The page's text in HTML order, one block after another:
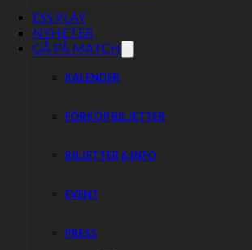
ESS PLAY
NYHETER
GÅ PÅ MATCH
KALENDER
FÖRKÖP BILJETTER
BILJETTER & INFO
EVENT
PRESS